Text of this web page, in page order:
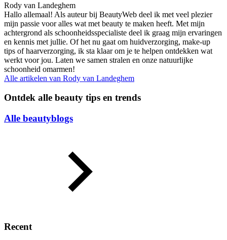
Rody van Landeghem
Hallo allemaal! Als auteur bij BeautyWeb deel ik met veel plezier
mijn passie voor alles wat met beauty te maken heeft. Met mijn
achtergrond als schoonheidsspecialiste deel ik graag mijn ervaringen
en kennis met jullie. Of het nu gaat om huidverzorging, make-up
tips of haarverzorging, ik sta klaar om je te helpen ontdekken wat
werkt voor jou. Laten we samen stralen en onze natuurlijke
schoonheid omarmen!
Alle artikelen van Rody van Landeghem
Ontdek alle beauty tips en trends
Alle beautyblogs
Recent